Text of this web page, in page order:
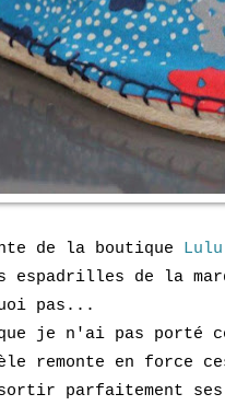
de la boutique
espadrilles de la
pas...
je n'ai pas porté
remonte en force
parfaitement ses